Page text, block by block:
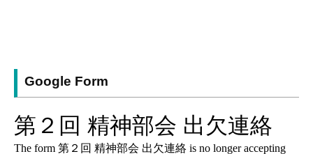
Google Form